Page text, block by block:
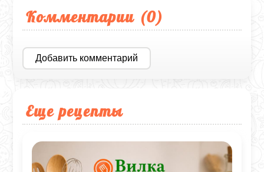
Комментарии (0)
Добавить комментарий
Еще рецепты